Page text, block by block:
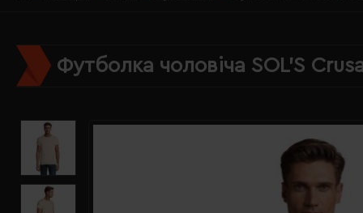
Футболка чоловіча SOL'S